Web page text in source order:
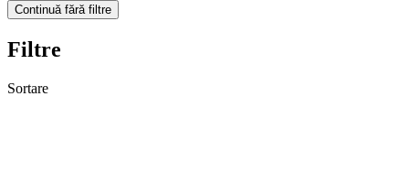
Continuă fără filtre
Filtre
Sortare